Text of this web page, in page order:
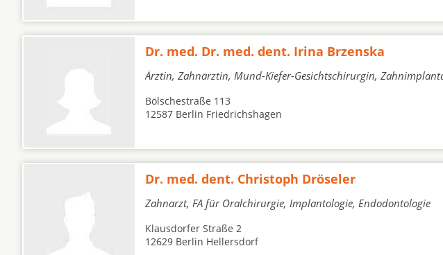
Dr. med. Dr. med. dent. Irina Brzenska
Ärztin, Zahnärztin, Mund-Kiefer-Gesichtschirurgin,
Bölschestraße 113
12587 Berlin Friedrichshagen
Dr. med. dent. Christoph Dröseler
Zahnarzt, FA für Oralchirurgie, Implantologie, Endodontologie
Klausdorfer Straße 2
12629 Berlin Hellersdorf